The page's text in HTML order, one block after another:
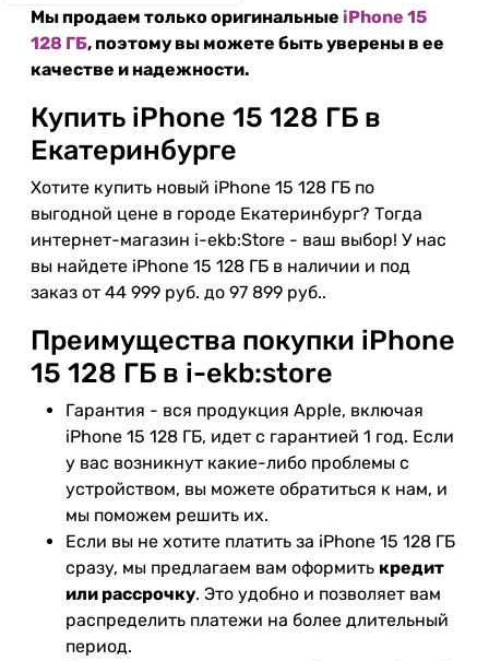
Мы продаем только оригинальные iPhone 15
128 ГБ, поэтому вы можете быть уверены в ее
качестве и надежности.
Купить iPhone 15 128 ГБ в
Екатеринбурге
Хотите купить новый iPhone 15 128 ГБ по
выгодной цене в городе Екатеринбург? Тогда
интернет-магазин i-ekb:Store - ваш выбор! У нас
вы найдете iPhone 15 128 ГБ в наличии и под
заказ от 44 999 руб. до 97 899 руб..
Преимущества покупки iPhone
15 128 ГБ в i-ekb:store
Гарантия - вся продукция Apple, включая
iPhone 15 128 ГБ, идет с гарантией 1 год. Если
у вас возникнут какие-либо проблемы с
устройством, вы можете обратиться к нам, и
мы поможем решить их.
Если вы не хотите платить за iPhone 15 128 ГБ
сразу, мы предлагаем вам оформить кредит
или рассрочку. Это удобно и позволяет вам
распределить платежи на более длительный
период.